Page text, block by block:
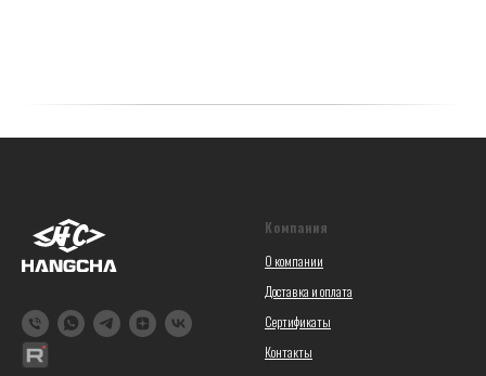
Компания
О компании
Доставка и оплата
Сертификаты
Контакты